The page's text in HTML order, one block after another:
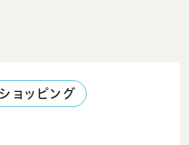
ショッピング